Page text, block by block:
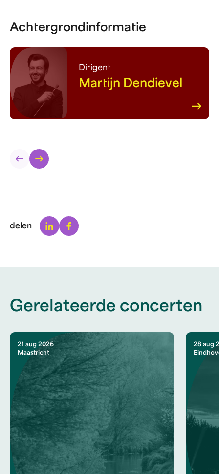
Achtergrondinformatie
Dirigent
Martijn Dendievel
delen LinkedinFacebook
Gerelateerde concerten
21 aug 2026
Maastricht
28 aug